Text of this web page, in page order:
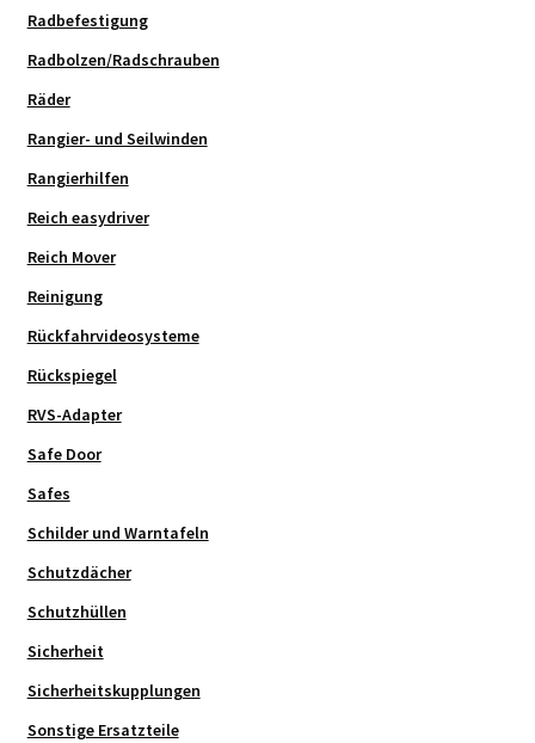
Radbefestigung
Radbolzen/Radschrauben
Räder
Rangier- und Seilwinden
Rangierhilfen
Reich easydriver
Reich Mover
Reinigung
Rückfahrvideosysteme
Rückspiegel
RVS-Adapter
Safe Door
Safes
Schilder und Warntafeln
Schutzdächer
Schutzhüllen
Sicherheit
Sicherheitskupplungen
Sonstige Ersatzteile